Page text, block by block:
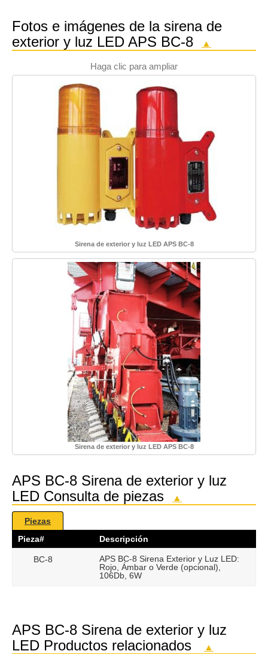
Fotos e imágenes de la sirena de
exterior y luz LED APS BC-8
▲
Haga clic para ampliar
Sirena de exterior y luz LED APS BC-8
Sirena de exterior y luz LED APS BC-8
APS BC-8 Sirena de exterior y luz
LED Consulta de piezas
▲
Piezas
Pieza#
Descripción
BC-8
APS BC-8 Sirena Exterior y Luz LED:
Rojo, Ámbar o Verde (opcional),
106Db, 6W
APS BC-8 Sirena de exterior y luz
LED Productos relacionados
▲